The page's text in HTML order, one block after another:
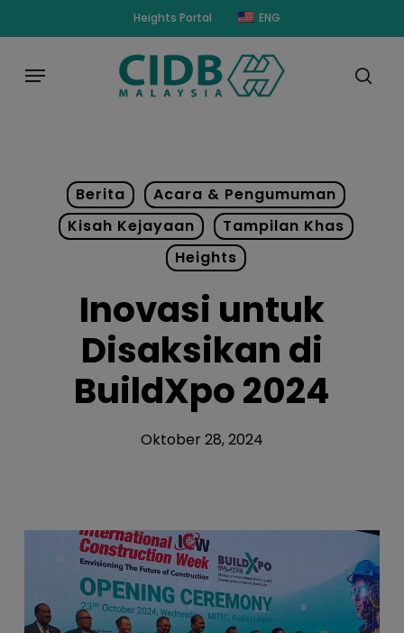
content
Heights Portal ENG
Menu
Berita
Acara & Pengumuman
Kisah Kejayaan
Tampilan Khas
Heights
Inovasi untuk
Disaksikan di
BuildXpo 2024
Oktober 28, 2024
modal-check